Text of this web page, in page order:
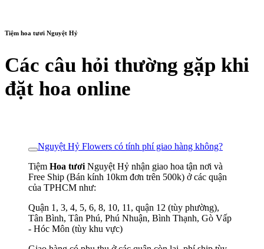
Tiệm hoa tươi Nguyệt Hỷ
Các câu hỏi thường gặp khi
đặt hoa online
Nguyệt Hỷ Flowers có tính phí giao hàng không?
Tiệm Hoa tươi Nguyệt Hỷ nhận giao hoa tận nơi và
Free Ship (Bán kính 10km đơn trên 500k) ở các quận
của TPHCM như:
Quận 1, 3, 4, 5, 6, 8, 10, 11, quận 12 (tùy phường),
Tân Bình, Tân Phú, Phú Nhuận, Bình Thạnh, Gò Vấp
- Hóc Môn (tùy khu vực)